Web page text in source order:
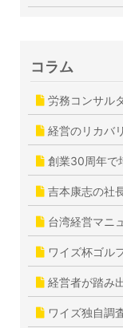
コラム
労務コンサル
経営のリカバ
創業30周年
吉本康志の社
台湾経営マニ
ワイズ杯ゴル
経営者が踏み
ワイズ独自調